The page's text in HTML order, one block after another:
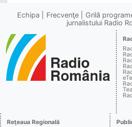
Echipa Frecvenţe Grilă
jurnalistului Radio
Reţeaua Regională